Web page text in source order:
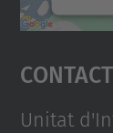
Unitat